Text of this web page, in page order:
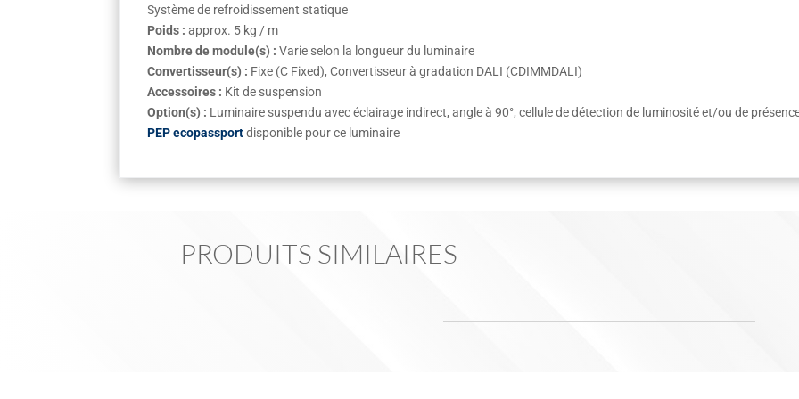
Système de refroidissement statique
Poids : approx. 5 kg / m
Nombre de module(s) : Varie selon la longueur du luminaire
Convertisseur(s) : Fixe (C Fixed), Convertisseur à gradation DALI (CDIMMDALI)
Accessoires : Kit de suspension
Option(s) : Luminaire suspendu avec éclairage indirect, angle à 90°, cellule de détection de luminosité et/ou de
PEP ecopassportdisponible pour ce luminaire
PRODUITS SIMILAIRES